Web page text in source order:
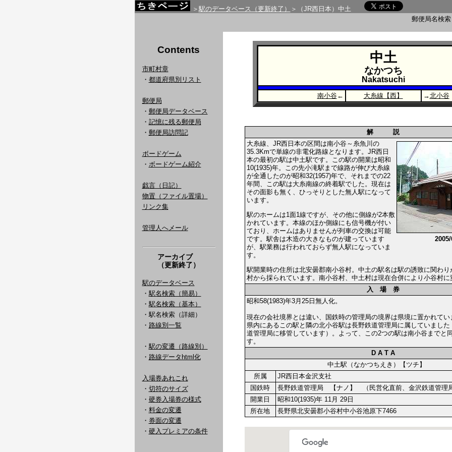
＞ 駅のデータベース（更新終了）
＞（JR西日本）中土
郵便局名検
Contents
市町村章
・ 都道府県別リスト
郵便局
・ 郵便局データベース
・ 記憶に残る郵便局
・ 郵便局訪問記
ボードゲーム
・ ボードゲーム紹介
戯言（日記）
物置（ファイル置場）
リンク集
管理人へメール
アーカイブ
（更新終了）
駅のデータベース
・ 駅名検索（簡易）
・ 駅名検索（基本）
・駅名検索（詳細）
・ 路線別一覧
・ 駅の変遷（路線別）
・ 路線データhtml化
入場券あれこれ
・ 切符のサイズ
・ 硬券入場券の様式
・ 料金の変遷
・ 券面の変遷
・ 硬入プレミアの条件
中土
なかつち
Nakatsuchi
南小谷← 大糸線【西】 →北小谷
解 説
大糸線、JR西日本の区間は南小谷～糸魚川の
35.3Kmで単線の非電化路線となります。JR西日
本の最初の駅は中土駅です。この駅の開業は昭和
10(1935)年。この先小滝駅まで線路が伸び大糸線
が全通したのが昭和32(1957)年で、それまでの22
年間、この駅は大糸南線の終着駅でした。現在は
その面影も無く、ひっそりとした無人駅になって
います。
駅のホームは1面1線ですが、その他に側線が2本敷
かれています。本線のほか側線にも信号機が付い
ており、ホームはありませんが列車の交換は可能
です。駅舎は木造の大きなものが建っています
が、駅業務は行われておらず無人駅になっていま
す。
駅開業時の住所は北安曇郡南小谷村。中土の駅名は駅の誘致に関わ
村から採られています。南小谷村、中土村は現在合併により小谷村
入 場 券
昭和58(1983)年3月25日無人化。
現在の会社境界とは違い、国鉄時の管理局の境界は県境に置かれて
県内にあるこの駅と隣の北小谷駅は長野鉄道管理局に属していまし
道管理局に移管しています）。よって、この2つの駅は南小谷までと
す。
D A T A
中土駅（なかつちえき）【ツチ】
所属
JR西日本金沢支社
国鉄時
長野鉄道管理局 【ナノ】 （民営化直前、金沢鉄道管理
開業日
昭和10(1935)年 11月 29日
所在地
長野県北安曇郡小谷村中小谷池原下7466